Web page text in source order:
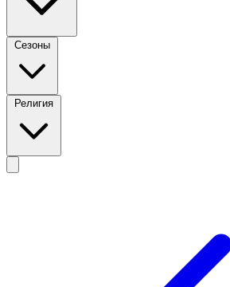
Сезоны
Религия